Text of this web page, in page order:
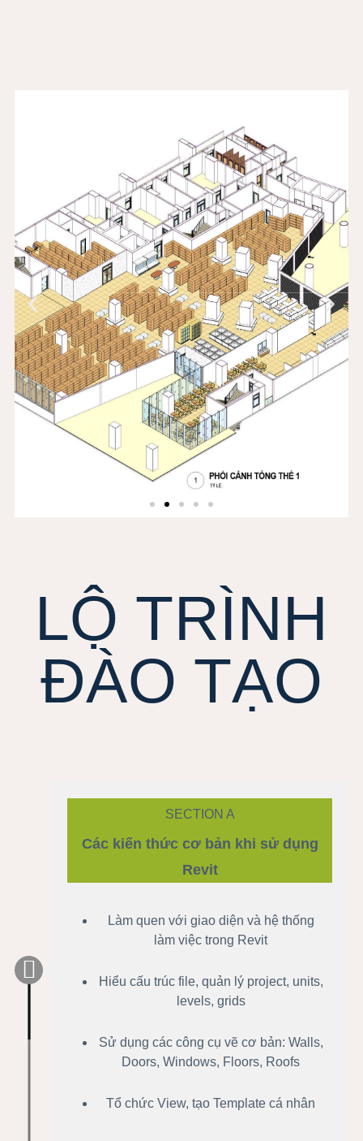
LỘ TRÌNH
ĐÀO TẠO
SECTION A
Các kiến thức cơ bản khi sử dụng
Revit
Làm quen với giao diện và hệ thống
làm việc trong Revit
Hiểu cấu trúc file, quản lý project, units,
levels, grids
Sử dụng các công cụ vẽ cơ bản: Walls,
Doors, Windows, Floors, Roofs
Tổ chức View, tạo Template cá nhân